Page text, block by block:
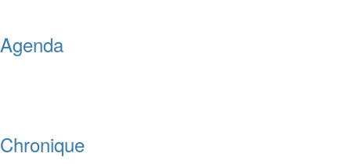
Agenda
Chronique